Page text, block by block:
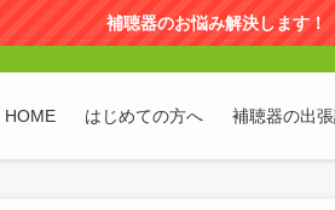
補聴器のお悩み解決します！
HOME はじめての方へ 補聴器の出